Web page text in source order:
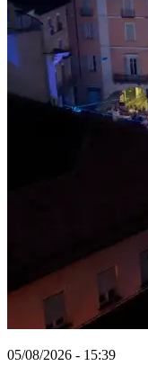
05/08/2026 - 15:39